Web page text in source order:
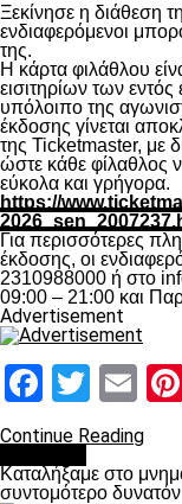
Ξεκίνησε η διάθεση
ενδιαφερόμενοι
της.
Η κάρτα φιλάθλου
εισιτηρίων των
υπόλοιπο της
έκδοσης γίνεται
της Ticketmaster, με
ώστε κάθε φίλαθλος
εύκολα και γρήγορα.
https://
Για περισσότερες
έκδοσης, οι
2310988000 ή στο
09:00 – 21:00 και
Advertisement
Continue Reading
Καταλήξαμε στο
συντομότερο δυνατόν